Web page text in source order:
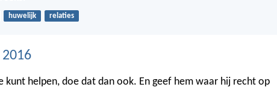
huwelijk relaties
kunt helpen, doe dat dan ook. En geef hem waar hij recht op